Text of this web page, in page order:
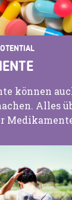
können
Alles